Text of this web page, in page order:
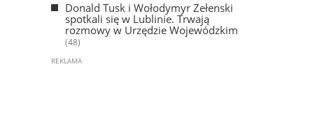
Donald Tusk i Wołodymyr Zełenski
spotkali się w Lublinie. Trwają
rozmowy w Urzędzie Wojewódzkim
(48)